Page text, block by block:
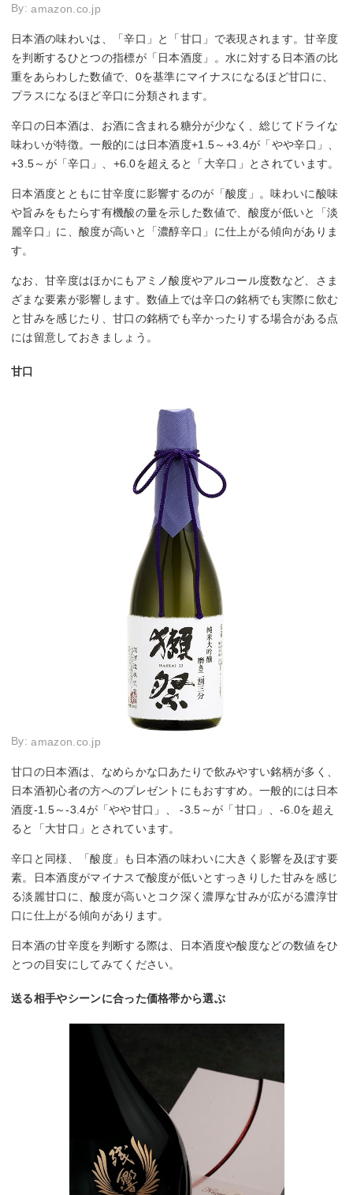
By:amazon.co.jp
日本酒の味わいは、「辛口」と「甘口」で表現されます。甘辛度
を判断するひとつの指標が「日本酒度」。水に対する日本酒の比
重をあらわした数値で、0を基準にマイナスになるほど甘口に、
プラスになるほど辛口に分類されます。
辛口の日本酒は、お酒に含まれる糖分が少なく、総じてドライな
味わいが特徴。一般的には日本酒度+1.5～+3.4が「やや辛口」、
+3.5～が「辛口」、+6.0を超えると「大辛口」とされています。
日本酒度とともに甘辛度に影響するのが「酸度」。味わいに酸味
や旨みをもたらす有機酸の量を示した数値で、酸度が低いと「淡
麗辛口」に、酸度が高いと「濃醇辛口」に仕上がる傾向がありま
す。
なお、甘辛度はほかにもアミノ酸度やアルコール度数など、さま
ざまな要素が影響します。数値上では辛口の銘柄でも実際に飲む
と甘みを感じたり、甘口の銘柄でも辛かったりする場合がある点
には留意しておきましょう。
甘口
By:amazon.co.jp
甘口の日本酒は、なめらかな口あたりで飲みやすい銘柄が多く、
日本酒初心者の方へのプレゼントにもおすすめ。一般的には日本
酒度-1.5～-3.4が「やや甘口」、 -3.5～が「甘口」、-6.0を超え
ると「大甘口」とされています。
辛口と同様、「酸度」も日本酒の味わいに大きく影響を及ぼす要
素。日本酒度がマイナスで酸度が低いとすっきりした甘みを感じ
る淡麗甘口に、酸度が高いとコク深く濃厚な甘みが広がる濃淳甘
口に仕上がる傾向があります。
日本酒の甘辛度を判断する際は、日本酒度や酸度などの数値をひ
とつの目安にしてみてください。
送る相手やシーンに合った価格帯から選ぶ